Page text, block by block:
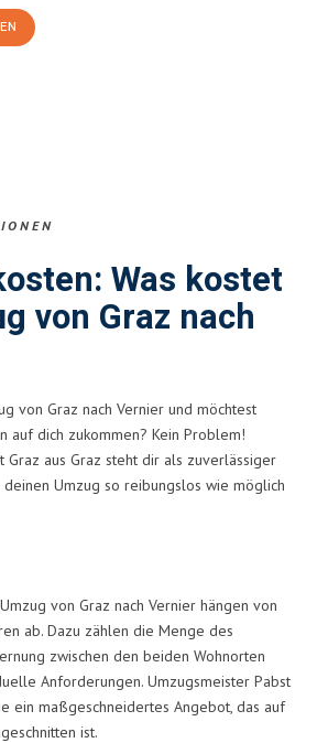
Was kostet
von Graz nach
von Graz nach Vernier und möchtest
auf dich zukommen? Kein Problem!
Graz aus Graz steht dir als zuverlässiger
Umzug so reibungslos wie möglich
von Graz nach Vernier hängen von
ab. Dazu zählen die Menge des
zwischen den beiden Wohnorten
Anforderungen. Umzugsmeister Pabst
ein maßgeschneidertes Angebot, das auf
ist.